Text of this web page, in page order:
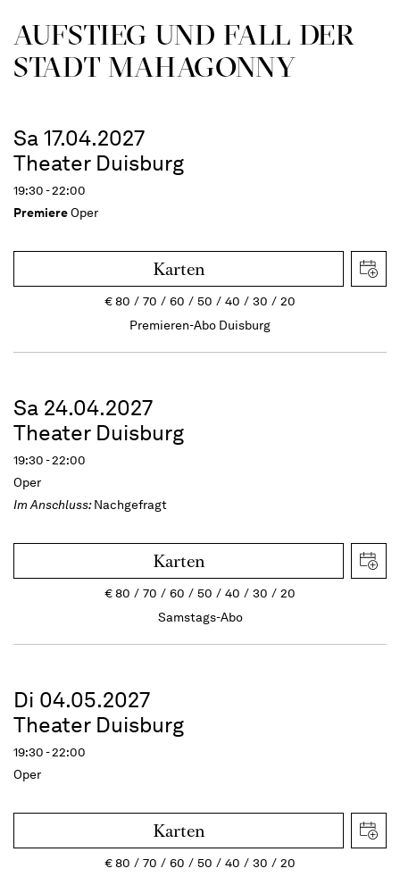
AUFSTIEG UND FALL DER
STADT MAHAGONNY
Sa 17.04.2027
Theater Duisburg
19:30 - 22:00
PremiereOper
Karten
€80 70 60 50 40 30
20
Premieren-Abo Duisburg
Sa 24.04.2027
Theater Duisburg
19:30 - 22:00
Oper
Im Anschluss:Nachgefragt
Karten
€80 70 60 50 40 30
20
Samstags-Abo
Di 04.05.2027
Theater Duisburg
19:30 - 22:00
Oper
Karten
€80 70 60 50 40 30
20